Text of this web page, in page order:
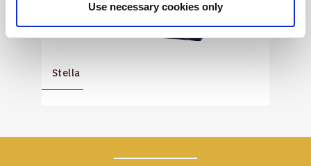
Use necessary cookies only
Stella